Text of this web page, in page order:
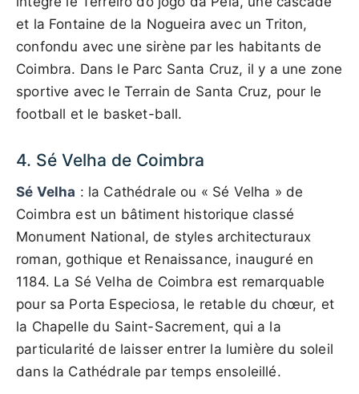
et la Fontaine de la Nogueira avec un Triton,
confondu avec une sirène par les habitants de
Coimbra. Dans le Parc Santa Cruz, il y a une zone
sportive avec le Terrain de Santa Cruz, pour le
football et le basket-ball.
4. Sé Velha de Coimbra
Sé Velha : la Cathédrale ou « Sé Velha » de
Coimbra est un bâtiment historique classé
Monument National, de styles architecturaux
roman, gothique et Renaissance, inauguré en
1184. La Sé Velha de Coimbra est remarquable
pour sa Porta Especiosa, le retable du chœur, et
la Chapelle du Saint-Sacrement, qui a la
particularité de laisser entrer la lumière du soleil
dans la Cathédrale par temps ensoleillé.